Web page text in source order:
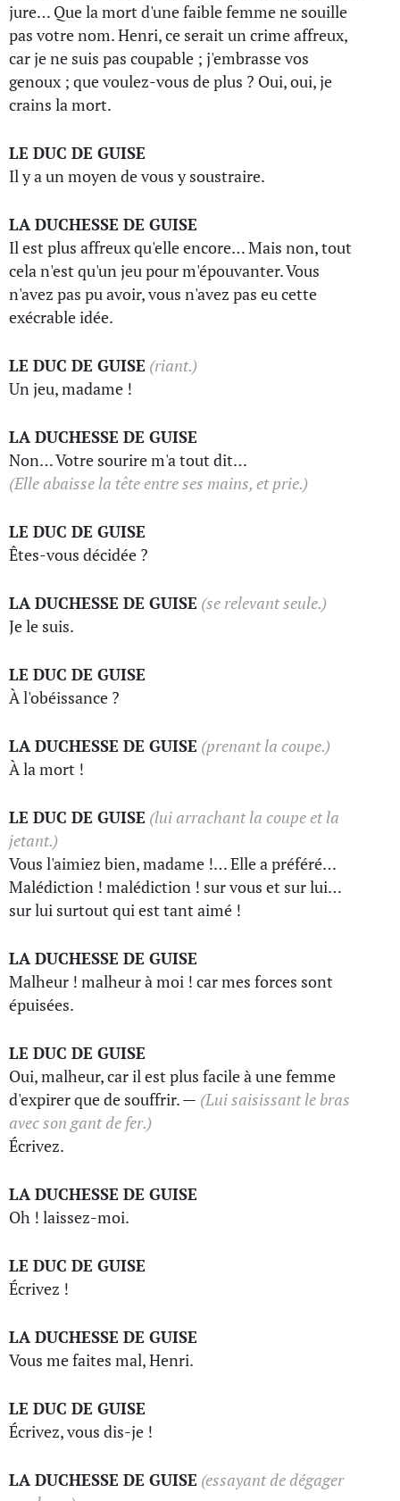
jure… Que la mort d'une faible femme ne souille
pas votre nom. Henri, ce serait un crime affreux,
car je ne suis pas coupable ; j'embrasse vos
genoux ; que voulez-vous de plus ? Oui, oui, je
crains la mort.
LE DUC DE GUISE
Il y a un moyen de vous y soustraire.
LA DUCHESSE DE GUISE
Il est plus affreux qu'elle encore… Mais non, tout
cela n'est qu'un jeu pour m'épouvanter. Vous
n'avez pas pu avoir, vous n'avez pas eu cette
exécrable idée.
LE DUC DE GUISE (riant.)
Un jeu, madame !
LA DUCHESSE DE GUISE
Non… Votre sourire m'a tout dit…
(Elle abaisse la tête entre ses mains, et prie.)
LE DUC DE GUISE
Êtes-vous décidée ?
LA DUCHESSE DE GUISE (se relevant seule.)
Je le suis.
LE DUC DE GUISE
À l'obéissance ?
LA DUCHESSE DE GUISE (prenant la coupe.)
À la mort !
LE DUC DE GUISE (lui arrachant la coupe et la
jetant.)
Vous l'aimiez bien, madame !… Elle a préféré…
Malédiction ! malédiction ! sur vous et sur lui…
sur lui surtout qui est tant aimé !
LA DUCHESSE DE GUISE
Malheur ! malheur à moi ! car mes forces sont
épuisées.
LE DUC DE GUISE
Oui, malheur, car il est plus facile à une femme
d'expirer que de souffrir. — (Lui saisissant le bras
avec son gant de fer.)
Écrivez.
LA DUCHESSE DE GUISE
Oh ! laissez-moi.
LE DUC DE GUISE
Écrivez !
LA DUCHESSE DE GUISE
Vous me faites mal, Henri.
LE DUC DE GUISE
Écrivez, vous dis-je !
LA DUCHESSE DE GUISE (essayant de dégager